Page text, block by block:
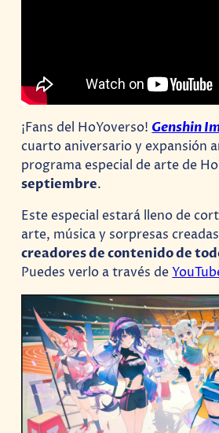
¡Fans del HoYoverso! Genshin
cuarto aniversario y expansión
programa especial de arte de
septiembre.
Este especial estará lleno de
arte, música y sorpresas
creadores de contenido de
Puedes verlo a través de